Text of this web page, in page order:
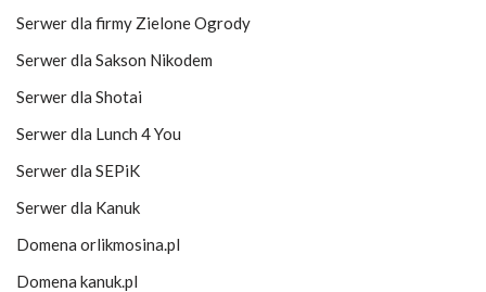
Serwer dla firmy Zielone Ogrody
Serwer dla Sakson Nikodem
Serwer dla Shotai
Serwer dla Lunch 4 You
Serwer dla SEPiK
Serwer dla Kanuk
Domena orlikmosina.pl
Domena kanuk.pl